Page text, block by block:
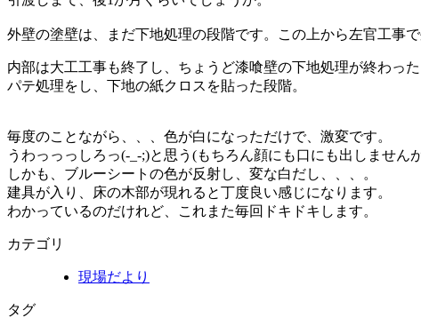
外壁の塗壁は、まだ下地処理の段階です。この上から左官工事
内部は大工工事も終了し、ちょうど漆喰壁の下地処理が終わった
パテ処理をし、下地の紙クロスを貼った段階。
毎度のことながら、、、色が白になっただけで、激変です。
うわっっっしろっ(-_-;)と思う(もちろん顔にも口にも出しません
しかも、ブルーシートの色が反射し、変な白だし、、、。
建具が入り、床の木部が現れると丁度良い感じになります。
わかっているのだけれど、これまた毎回ドキドキします。
カテゴリ
現場だより
タグ